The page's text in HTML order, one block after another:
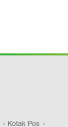
Kotak Pos